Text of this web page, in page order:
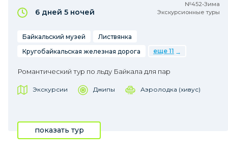
№452•Зима
Экскурсионные туры
6 дней 5 ночей
Байкальский музей
Листвянка
Кругобайкальская железная дорога
еще 11
Романтический тур по льду Байкала для пар
Экскурсии Джипы Аэролодка (хивус)
показать тур